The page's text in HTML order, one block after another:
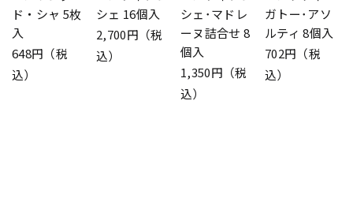
ド・シャ 5枚
入
648円（税
込）
シェ 16個入
2,700円（税
込）
シェ･マドレ
ーヌ詰合せ 8
個入
1,350円（税
込）
ガトー･アソ
ルティ 8個入
702円（税
込）